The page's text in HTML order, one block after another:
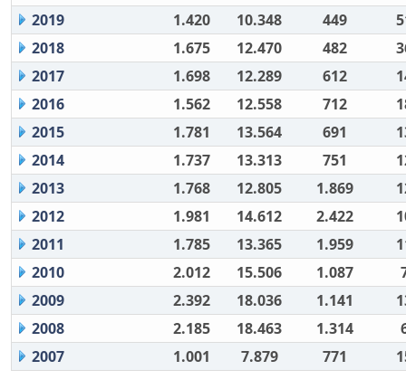
2019
1.420 10.348 449
2018
1.675 12.470 482
2017
1.698 12.289 612
2016
1.562 12.558 712
2015
1.781 13.564 691
2014
1.737 13.313 751
2013
1.768 12.805 1.869
2012
1.981 14.612 2.422
2011
1.785 13.365 1.959
2010
2.012 15.506 1.087
2009
2.392 18.036 1.141
2008
2.185 18.463 1.314
2007
1.001 7.879 771